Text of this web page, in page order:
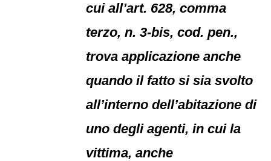
cui all’art. 628, comma
terzo, n. 3-bis, cod. pen.,
trova applicazione anche
quando il fatto si sia svolto
all’interno dell’abitazione di
uno degli agenti, in cui la
vittima, anche